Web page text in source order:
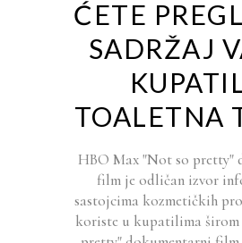
ĆETE
SADRŽAJ
TOALETNA
HBO Max "Not so pretty"
film je odličan izvor
sastojcima kozmetičkih
koriste u kupatilima širom